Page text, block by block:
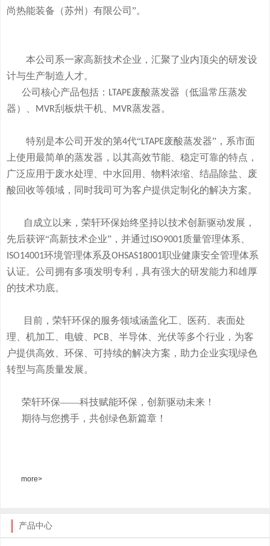
尚热能装备（苏州）有限公司”。
本公司系一家高新技术企业，汇聚了业内顶尖的研发设
计与生产制造人才。
公司核心产品包括： LTAPE废酸蒸发器 （低温常压蒸发
器）、
MVR刮板烘干机、 MVR蒸发器。
特别是本公司开发的第4代“LTAPE废酸蒸发器” ，系市面
上使用最简单的蒸发器， 以其高效节能、稳定可靠的特点，
广泛应用于废水处理、中水回用、物料浓缩、结晶除盐、废
酸回收等领域， 同时我司可为客户提供定制化的解决方案。
自成立以来，荣轩环保始终坚持以技术创新驱动发展，
先后获评“高新技术企业”，并通过 ISO9001质量管理体系、
ISO14001环境管理体系及OHSAS18001职业健康安全管理体系
认证。公司拥有多项发明专利，具有强大的研发能力和雄厚
的技术功底。
目前，荣轩环保的服务领域涵盖化工、医药、表面处
理、机加工、电镀、
PCB
、半导体、光伏等多个行业，为客
户提供高效、环保、可持续的解决方案，助力企业实现绿色
转型与高质量发展。
荣轩环保——科技赋能环保，创新驱动未来！
期待与您携手，共创绿色新篇章！
more>
产品中心